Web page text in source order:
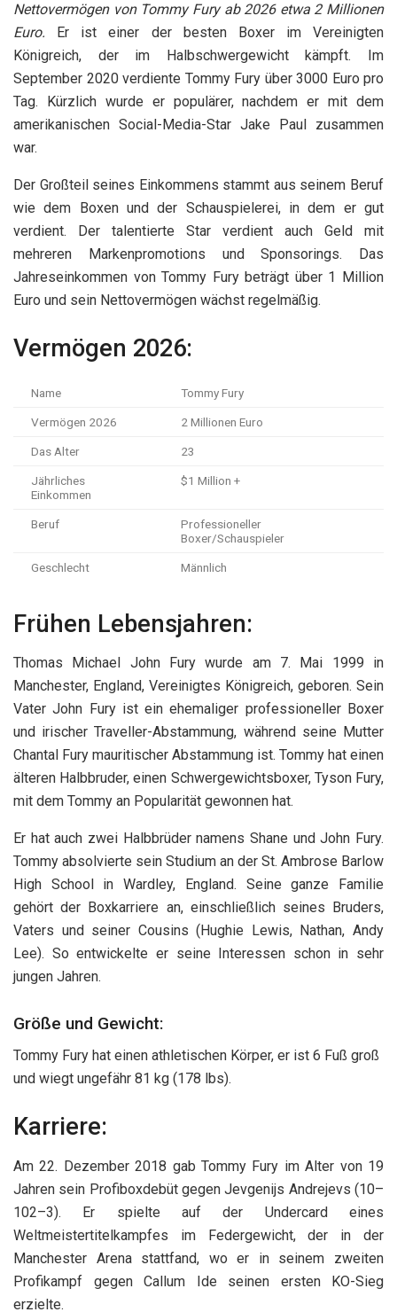
Nettovermögen von Tommy Fury ab 2026 etwa 2 Millionen
Euro. Er ist einer der besten Boxer im Vereinigten
Königreich, der im Halbschwergewicht kämpft. Im
September 2020 verdiente Tommy Fury über 3000 Euro pro
Tag. Kürzlich wurde er populärer, nachdem er mit dem
amerikanischen Social-Media-Star Jake Paul zusammen
war.
Der Großteil seines Einkommens stammt aus seinem Beruf
wie dem Boxen und der Schauspielerei, in dem er gut
verdient. Der talentierte Star verdient auch Geld mit
mehreren Markenpromotions und Sponsorings. Das
Jahreseinkommen von Tommy Fury beträgt über 1 Million
Euro und sein Nettovermögen wächst regelmäßig.
Vermögen 2026:
Name Tommy Fury
Vermögen 2026 2 Millionen Euro
Das Alter 23
Jährliches
Einkommen
$1 Million +
Beruf
Professioneller
Boxer/Schauspieler
Geschlecht Männlich
Frühen Lebensjahren:
Thomas Michael John Fury wurde am 7. Mai 1999 in
Manchester, England, Vereinigtes Königreich, geboren. Sein
Vater John Fury ist ein ehemaliger professioneller Boxer
und irischer Traveller-Abstammung, während seine Mutter
Chantal Fury mauritischer Abstammung ist. Tommy hat einen
älteren Halbbruder, einen Schwergewichtsboxer, Tyson Fury,
mit dem Tommy an Popularität gewonnen hat.
Er hat auch zwei Halbbrüder namens Shane und John Fury.
Tommy absolvierte sein Studium an der St. Ambrose Barlow
High School in Wardley, England. Seine ganze Familie
gehört der Boxkarriere an, einschließlich seines Bruders,
Vaters und seiner Cousins ​​(Hughie Lewis, Nathan, Andy
Lee). So entwickelte er seine Interessen schon in sehr
jungen Jahren.
Größe und Gewicht:
Tommy Fury hat einen athletischen Körper, er ist 6 Fuß groß
und wiegt ungefähr 81 kg (178 lbs).
Karriere:
Am 22. Dezember 2018 gab Tommy Fury im Alter von 19
Jahren sein Profiboxdebüt gegen Jevgenijs Andrejevs (10–
102–3). Er spielte auf der Undercard eines
Weltmeistertitelkampfes im Federgewicht, der in der
Manchester Arena stattfand, wo er in seinem zweiten
Profikampf gegen Callum Ide seinen ersten KO-Sieg
erzielte.